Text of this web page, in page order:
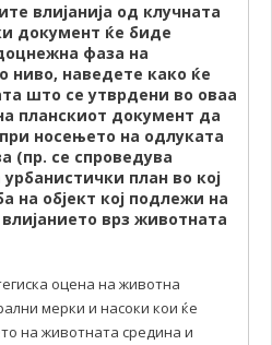
влијанија од клучната
документ ќе биде
фаза на
ниво, наведете како ќе
што се утврдени во оваа
планскиот документ да
носењето на одлуката
(пр. се спроведува
план во кој
на објект кој подлежи на
врз животната
оцена на животна
мерки и насоки кои ќе
на животната средина и